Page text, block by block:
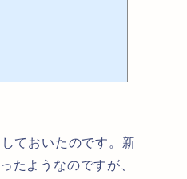
ておいたのです。新
たようなのですが、